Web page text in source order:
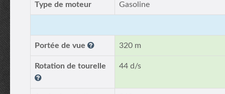
Type de moteur Gasoline
Portée de vue 320 m
Rotation de tourelle 44 d/s